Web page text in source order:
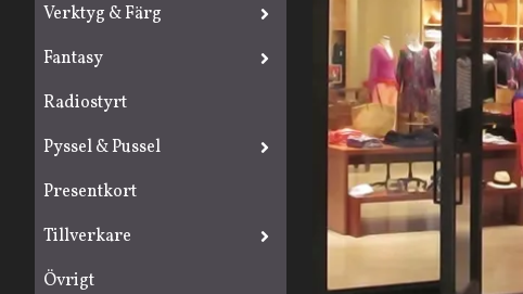
Verktyg & Färg
Fantasy
Radiostyrt
Pyssel & Pussel
Presentkort
Tillverkare
Övrigt